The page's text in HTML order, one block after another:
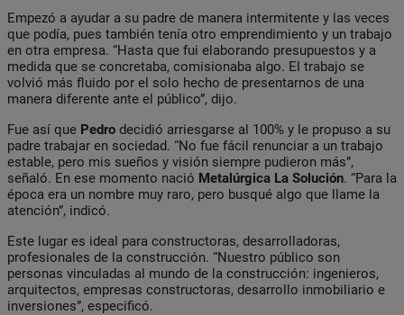
Empezó a ayudar a su padre de manera intermitente y las veces
que podía, pues también tenía otro emprendimiento y un trabajo
en otra empresa. “Hasta que fui elaborando presupuestos y a
medida que se concretaba, comisionaba algo. El trabajo se
volvió más fluido por el solo hecho de presentarnos de una
manera diferente ante el público”, dijo.
Fue así que Pedro decidió arriesgarse al 100% y le propuso a su
padre trabajar en sociedad. “No fue fácil renunciar a un trabajo
estable, pero mis sueños y visión siempre pudieron más”,
señaló. En ese momento nació Metalúrgica La Solución. “Para la
época era un nombre muy raro, pero busqué algo que llame la
atención”, indicó.
Este lugar es ideal para constructoras, desarrolladoras,
profesionales de la construcción. “Nuestro público son
personas vinculadas al mundo de la construcción: ingenieros,
arquitectos, empresas constructoras, desarrollo inmobiliario e
inversiones”, especificó.